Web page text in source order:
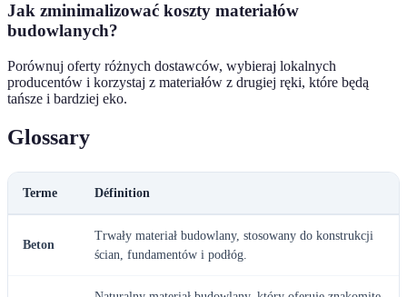
Jak zminimalizować koszty materiałów
budowlanych?
Porównuj oferty różnych dostawców, wybieraj lokalnych
producentów i korzystaj z materiałów z drugiej ręki, które będą
tańsze i bardziej eko.
Glossary
Terme Définition
Beton
Trwały materiał budowlany, stosowany do konstrukcji
ścian, fundamentów i podłóg.